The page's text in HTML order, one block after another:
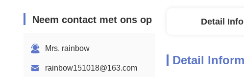
Neem contact met ons op
Mrs. rainbow
rainbow151018@163.com
Detail
Detail